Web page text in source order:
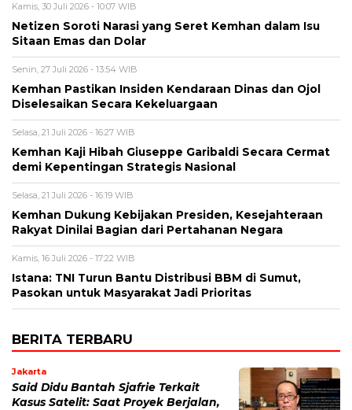
Kamis, 30 Juli 2026 - 10:07 WIB
Netizen Soroti Narasi yang Seret Kemhan dalam Isu
Sitaan Emas dan Dolar
Senin, 27 Juli 2026 - 13:54 WIB
Kemhan Pastikan Insiden Kendaraan Dinas dan Ojol
Diselesaikan Secara Kekeluargaan
Selasa, 21 Juli 2026 - 16:27 WIB
Kemhan Kaji Hibah Giuseppe Garibaldi Secara Cermat
demi Kepentingan Strategis Nasional
Selasa, 21 Juli 2026 - 16:19 WIB
Kemhan Dukung Kebijakan Presiden, Kesejahteraan
Rakyat Dinilai Bagian dari Pertahanan Negara
Kamis, 16 Juli 2026 - 17:22 WIB
Istana: TNI Turun Bantu Distribusi BBM di Sumut,
Pasokan untuk Masyarakat Jadi Prioritas
BERITA TERBARU
Jakarta
Said Didu Bantah Sjafrie Terkait
Kasus Satelit: Saat Proyek Berjalan,